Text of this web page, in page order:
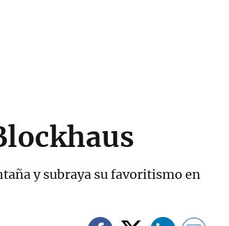
y subraya su favoritismo en